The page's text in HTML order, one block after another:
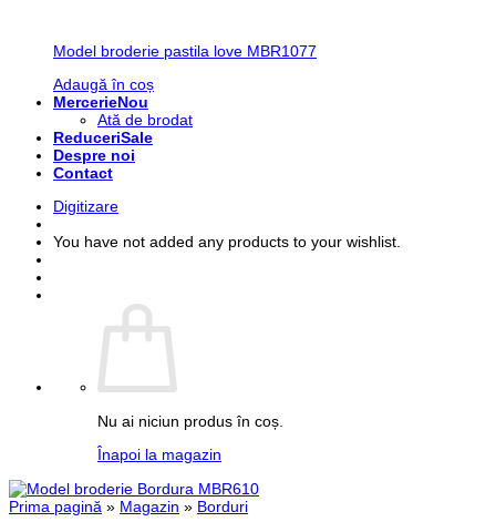
Model broderie pastila love MBR1077
Adaugă în coș
Mercerie
Ată de brodat
Reduceri
Despre noi
Contact
Digitizare
You have not added any products to your wishlist.
Nu ai niciun produs în coș.
Înapoi la magazin
Prima pagină » Magazin » Borduri